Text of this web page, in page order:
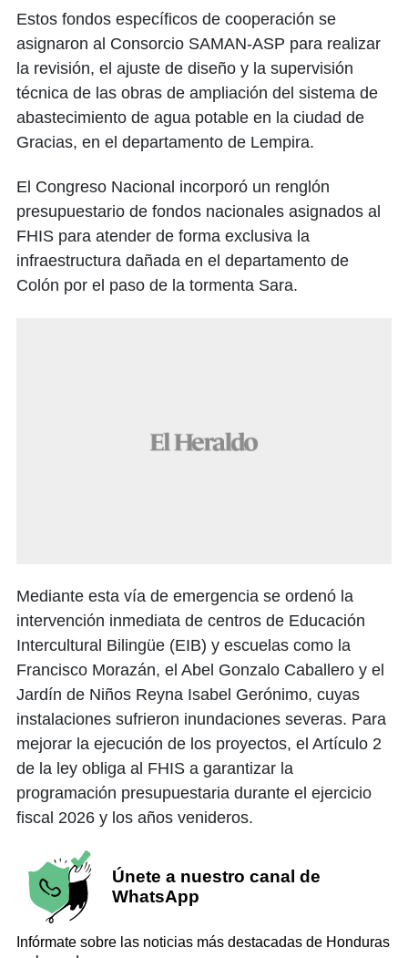
Estos fondos específicos de cooperación se
asignaron al Consorcio SAMAN-ASP para realizar
la revisión, el ajuste de diseño y la supervisión
técnica de las obras de ampliación del sistema de
abastecimiento de agua potable en la ciudad de
Gracias, en el departamento de Lempira.
El Congreso Nacional incorporó un renglón
presupuestario de fondos nacionales asignados al
FHIS para atender de forma exclusiva la
infraestructura dañada en el departamento de
Colón por el paso de la tormenta Sara.
Mediante esta vía de emergencia se ordenó la
intervención inmediata de centros de Educación
Intercultural Bilingüe (EIB) y escuelas como la
Francisco Morazán, el Abel Gonzalo Caballero y el
Jardín de Niños Reyna Isabel Gerónimo, cuyas
instalaciones sufrieron inundaciones severas. ​Para
mejorar la ejecución de los proyectos, el Artículo 2
de la ley obliga al FHIS a garantizar la
programación presupuestaria durante el ejercicio
fiscal 2026 y los años venideros.
Únete a nuestro canal de
WhatsApp
Infórmate sobre las noticias más destacadas de Honduras